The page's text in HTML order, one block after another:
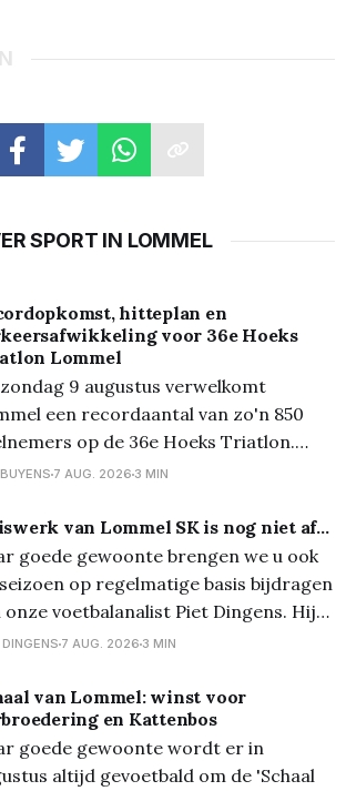
SPORT IN LOMMEL
hitteplan en
voor 36e Hoeks
Lommel
9 augustus verwelkomt
een recordaantal van zo'n 850
op de 36e Hoeks Triatlon.
de voorspelde tropische
om de wedstrijden veilig te
verlopen. De kwart-, sprint- en
zijn volledig volzet en ook de
Just 4
7 AUG. 2026 3 MIN
van Lommel SK is nog niet af...
goede gewoonte brengen we u ook
op regelmatige basis bijdragen
onze voetbalanalist Piet Dingens. Hij
voor ons de ploeg die het moet
is een toffe pee.
daar geen twijfel over bestaan. Maar
bekijkt
7 AUG. 2026 3 MIN
van Lommel: winst voor
en Kattenbos
goede gewoonte wordt er in
altijd gevoetbald om de 'Schaal